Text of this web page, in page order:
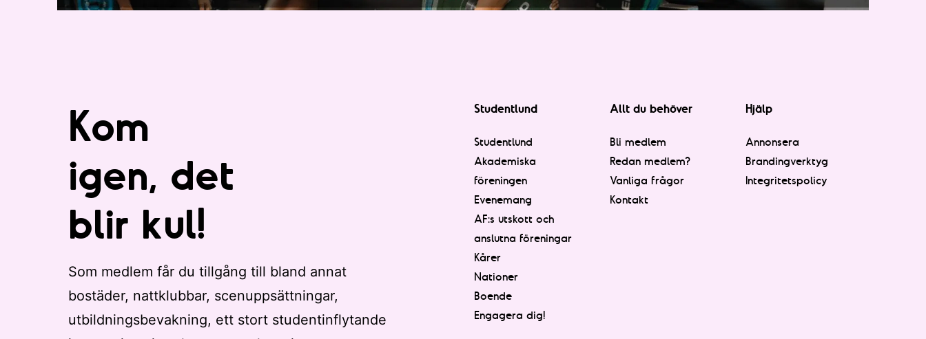
Kom
igen, det
blir kul!
Som medlem får du tillgång till bland annat
bostäder, nattklubbar, scenuppsättningar,
utbildningsbevakning, ett stort studentinflytande
Studentlund
Studentlund
Akademiska
föreningen
Evenemang
AF:s utskott och
anslutna föreningar
Kårer
Nationer
Boende
Engagera dig!
Allt du behöver
Bli medlem
Redan medlem?
Vanliga frågor
Kontakt
Hjälp
Annonsera
Brandingverktyg
Integritetspolicy